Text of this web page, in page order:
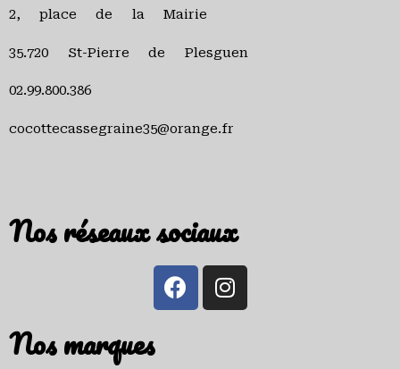
2, place de la Mairie
35.720 St-Pierre de Plesguen
02.99.800.386
cocottecassegraine35@orange.fr
Nos réseaux sociaux
Nos marques